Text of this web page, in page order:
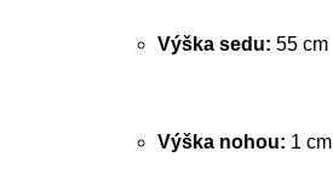
Výška sedu: 55 cm
Výška nohou: 1 cm